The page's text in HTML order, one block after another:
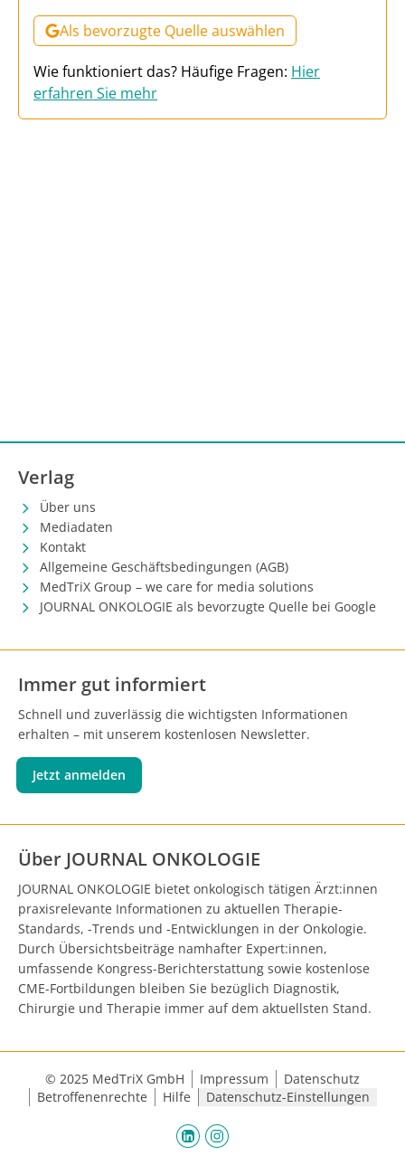
Als bevorzugte Quelle auswählen
Wie funktioniert das? Häufige Fragen: Hier
erfahren Sie mehr
Verlag
Über uns
Mediadaten
Kontakt
Allgemeine Geschäftsbedingungen (AGB)
MedTriX Group – we care for media solutions
JOURNAL ONKOLOGIE als bevorzugte Quelle bei Google
Immer gut informiert
Schnell und zuverlässig die wichtigsten Informationen
erhalten – mit unserem kostenlosen Newsletter.
Jetzt anmelden
Über JOURNAL ONKOLOGIE
JOURNAL ONKOLOGIE bietet onkologisch tätigen Ärzt:innen
praxisrelevante Informationen zu aktuellen Therapie-
Standards, -Trends und -Entwicklungen in der Onkologie.
Durch Übersichtsbeiträge namhafter Expert:innen,
umfassende Kongress-Berichterstattung sowie kostenlose
CME-Fortbildungen bleiben Sie bezüglich Diagnostik,
Chirurgie und Therapie immer auf dem aktuellsten Stand.
© 2025 MedTriX GmbH Impressum
Datenschutz
Betroffenenrechte
Hilfe Datenschutz-Einstellungen